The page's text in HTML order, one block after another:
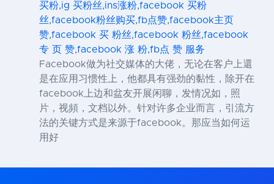
买粉,ig 买粉丝,ins涨粉,facebook 买粉
丝,facebook粉丝购买,fb点赞,facebook主页
赞,facebook 买 粉丝,facebook 粉丝,facebook
专 页 赞,facebook 涨 粉,fb点 赞 服务
Facebook做为社交媒体的大佬，无论在客户上還
是在应用习惯性上，他都具有强劲的黏性，除开在
facebook上边和盆友开展闲聊，发情况如，照
片，视頻，文档以外。针对许多企业而言，引流方
法的关键方式是来源于facebook。那应当如何运
用好